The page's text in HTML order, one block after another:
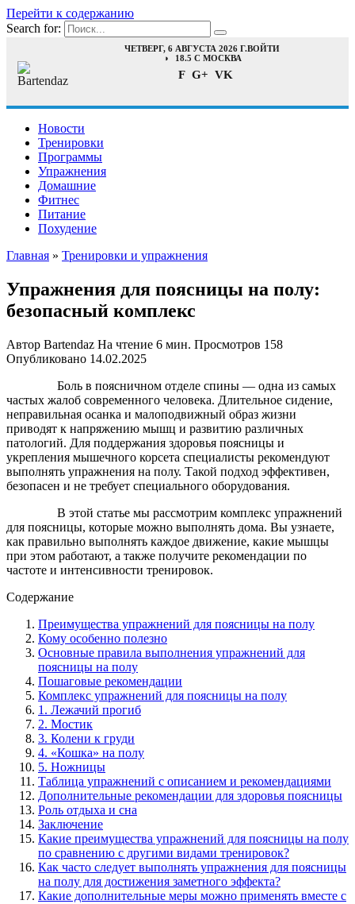
Перейти к содержанию
Search for:
ЧЕТВЕРГ, 6 АВГУСТА 2026 Г.ВОЙТИ
18.5 C МОСКВА
F G+ VK
Новости
Тренировки
Программы
Упражнения
Домашние
Фитнес
Питание
Похудение
Главная » Тренировки и упражнения
Упражнения для поясницы на полу:
безопасный комплекс
Автор Bartendaz На чтение 6 мин. Просмотров 158
Опубликовано 14.02.2025
Боль в поясничном отделе спины — одна из самых
частых жалоб современного человека. Длительное сидение,
неправильная осанка и малоподвижный образ жизни
приводят к напряжению мышц и развитию различных
патологий. Для поддержания здоровья поясницы и
укрепления мышечного корсета специалисты рекомендуют
выполнять упражнения на полу. Такой подход эффективен,
безопасен и не требует специального оборудования.
В этой статье мы рассмотрим комплекс упражнений
для поясницы, которые можно выполнять дома. Вы узнаете,
как правильно выполнять каждое движение, какие мышцы
при этом работают, а также получите рекомендации по
частоте и интенсивности тренировок.
Содержание
Преимущества упражнений для поясницы на полу
Кому особенно полезно
Основные правила выполнения упражнений для
поясницы на полу
Пошаговые рекомендации
Комплекс упражнений для поясницы на полу
1. Лежачий прогиб
2. Мостик
3. Колени к груди
4. «Кошка» на полу
5. Ножницы
Таблица упражнений с описанием и рекомендациями
Дополнительные рекомендации для здоровья поясницы
Роль отдыха и сна
Заключение
Какие преимущества упражнений для поясницы на полу
по сравнению с другими видами тренировок?
Как часто следует выполнять упражнения для поясницы
на полу для достижения заметного эффекта?
Какие дополнительные меры можно применять вместе с